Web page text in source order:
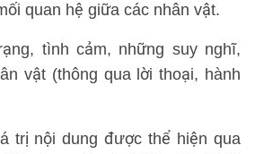
quan hệ giữa các nhân vật.
tình cảm, những suy nghĩ,
vật (thông qua lời thoại, hành
trị nội dung được thể hiện qua